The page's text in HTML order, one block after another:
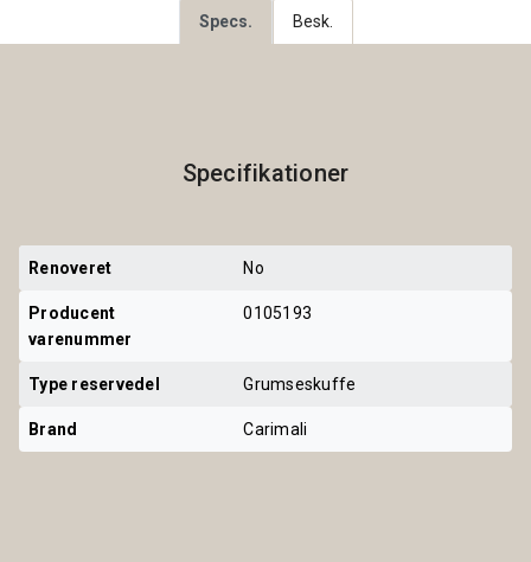
Specs. Besk.
Specifikationer
Renoveret No
Producent
varenummer
0105193
Type reservedel Grumseskuffe
Brand Carimali